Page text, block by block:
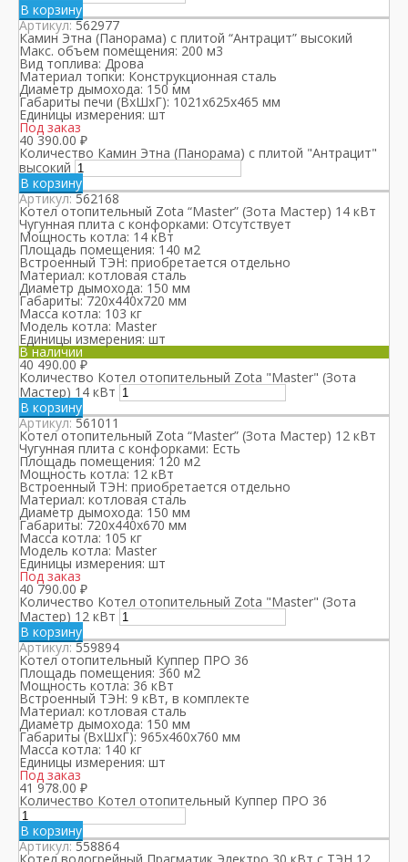
В корзину
Артикул:562977
Камин Этна (Панорама) с плитой “Антрацит” высокий
Макс. объем помещения: 200 м3
Вид топлива: Дрова
Материал топки: Конструкционная сталь
Диаметр дымохода: 150 мм
Габариты печи (ВхШхГ): 1021х625х465 мм
Единицы измерения: шт
Под заказ
40 390.00 ₽
Количество Камин Этна (Панорама) с плитой "Антрацит"
высокий
В корзину
Артикул:562168
Котел отопительный Zota “Master” (Зота Мастер) 14 кВт
Чугунная плита с конфорками: Отсутствует
Мощность котла: 14 кВт
Площадь помещения: 140 м2
Встроенный ТЭН: приобретается отдельно
Материал: котловая сталь
Диаметр дымохода: 150 мм
Габариты:720х440х720 мм
Масса котла: 103 кг
Модель котла: Master
Единицы измерения: шт
В наличии
40 490.00₽
Количество Котел отопительный Zota "Master" (Зота
Мастер) 14 кВт
В корзину
Артикул:561011
Котел отопительный Zota “Master” (Зота Мастер) 12 кВт
Чугунная плита с конфорками: Есть
Площадь помещения:120 м2
Мощность котла: 12 кВт
Встроенный ТЭН: приобретается отдельно
Материал: котловая сталь
Диаметр дымохода: 150 мм
Габариты:720х440х670 мм
Масса котла: 105 кг
Модель котла: Master
Единицы измерения: шт
Под заказ
40 790.00 ₽
Количество Котел отопительный Zota "Master" (Зота
Мастер) 12 кВт
В корзину
Артикул:559894
Котел отопительный Куппер ПРО 36
Площадь помещения: 360 м2
Мощность котла: 36 кВт
Встроенный ТЭН: 9 кВт, в комплекте
Материал: котловая сталь
Диаметр дымохода: 150 мм
Габариты (ВхШхГ): 965х460х760 мм
Масса котла: 140 кг
Единицы измерения: шт
Под заказ
41 978.00 ₽
Количество Котел отопительный Куппер ПРО 36
В корзину
Артикул:558864